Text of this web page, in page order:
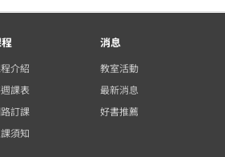
介紹
課表
訂課
課須知
消息
教室活動
最新消息
好書推薦